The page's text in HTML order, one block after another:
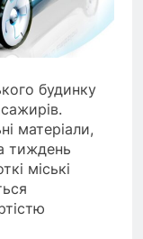
будинку
матеріали,
тиждень
міські